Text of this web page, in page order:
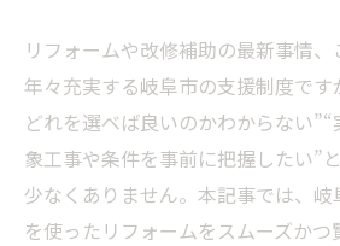
リフォームや改修補助の最新事情
年々充実する岐阜市の支援制度です
どれを選べば良いのかわからない
象工事や条件を事前に把握したい”
少なくありません。本記事では、
を使ったリフォームをスムーズか